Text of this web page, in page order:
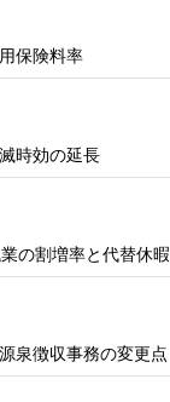
保険料率
時効の延長
の割増率と代替休暇
泉徴収事務の変更点